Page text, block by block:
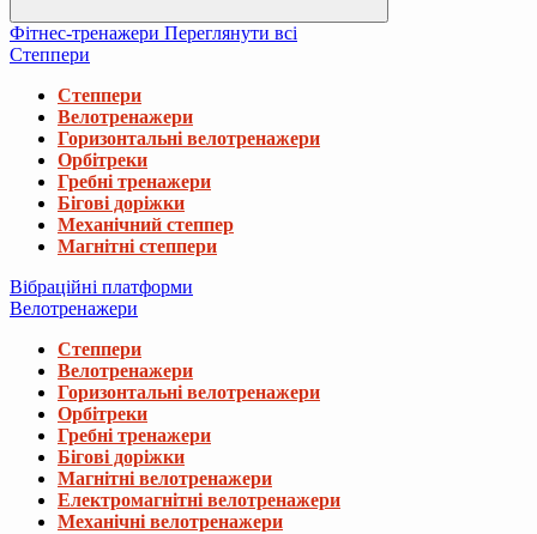
Фітнес-тренажери Переглянути всі
Степпери
Степпери
Велотренажери
Горизонтальні велотренажери
Орбітреки
Гребні тренажери
Бігові доріжки
Механічний степпер
Магнітні степпери
Вібраційні платформи
Велотренажери
Степпери
Велотренажери
Горизонтальні велотренажери
Орбітреки
Гребні тренажери
Бігові доріжки
Магнітні велотренажери
Електромагнітні велотренажери
Механічні велотренажери